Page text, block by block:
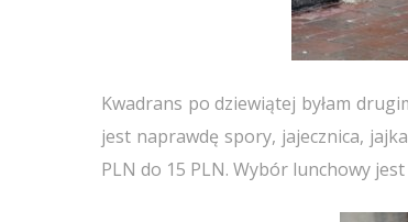
Kwadrans po dziewiątej byłam
jest naprawdę spory, jajecznica,
PLN do 15 PLN. Wybór lunchowy